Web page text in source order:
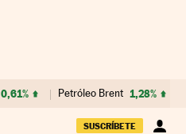
0,61% Petróleo Brent 1,28%
SUSCRÍBETE